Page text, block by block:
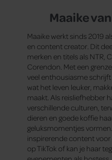
Maaike
Maaike werkt sinds 2019
en content creator. Dit
merken en titels als NTR,
Corendon. Met een
veel enthousiasme
wat het leven leuker,
maakt. Als reisliefhebber
verschillende culturen,
dieren en goede koffie
geluksmomentjes
inspirerende content voor
op TikTok of kan je haar